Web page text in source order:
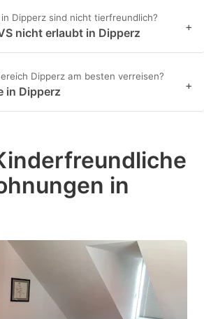
Dipperz sind nicht tierfreundlich?
nicht erlaubt in Dipperz +
Dipperz am besten verreisen?
in Dipperz +
in